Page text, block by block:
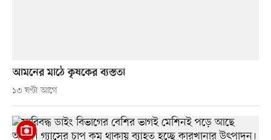
আমনের মাঠে কৃষকের ব্যস্ততা
১৩ ঘণ্টা আগে